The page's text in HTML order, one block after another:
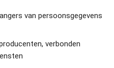
van persoonsgegevens
verbonden